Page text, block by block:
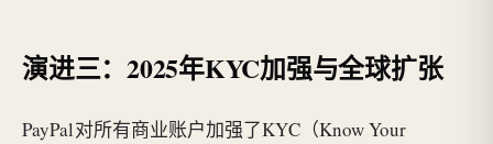
演进三：2025年KYC加强与全球扩张
PayPal对所有商业账户加强了KYC（Know Your